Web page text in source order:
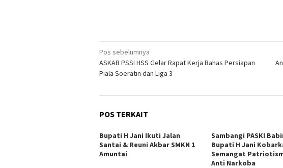
Navigasi
pos
Pos sebelumnya
ASKAB PSSI HSS Gelar Rapat Kerja Bahas Persiapan
Piala Soeratin dan Liga 3
POS TERKAIT
Bupati H Jani Ikuti Jalan
Santai & Reuni Akbar SMKN 1
Amuntai
Sambangi PASKI
Bupati H Jani
Semangat
Anti Narkoba